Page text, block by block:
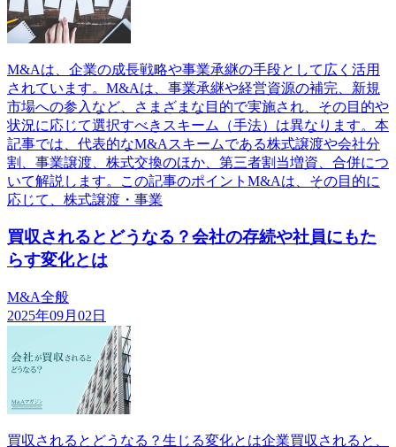
M&Aは、企業の成長戦略や事業承継の手段として広く活用
されています。M&Aは、事業承継や経営資源の補完、新規
市場への参入など、さまざまな目的で実施され、その目的や
状況に応じて選択すべきスキーム（手法）は異なります。本
記事では、代表的なM&Aスキームである株式譲渡や会社分
割、事業譲渡、株式交換のほか、第三者割当増資、合併につ
いて解説します。この記事のポイントM&Aは、その目的に
応じて、株式譲渡・事業
買収されるとどうなる？会社の存続や社員にもた
らす変化とは
M&A全般
2025年09月02日
買収されるとどうなる？生じる変化とは企業買収されると、